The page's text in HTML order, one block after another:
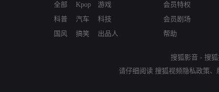
全部
科普
国风
Kpop
汽车
搞笑
游戏
科技
出品人
会员特权
会员剧场
帮助
搜狐影音 - 搜
请仔细阅读 搜狐视频隐私政策、